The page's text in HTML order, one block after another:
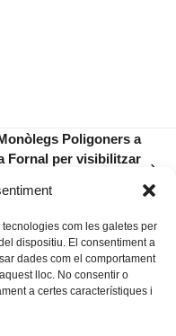
com les galetes per
dispositiu. El consentiment a
dades com el comportament
lloc. No consentir o
a certes característiques i
Poligoners a
Fornal per visibilitzar